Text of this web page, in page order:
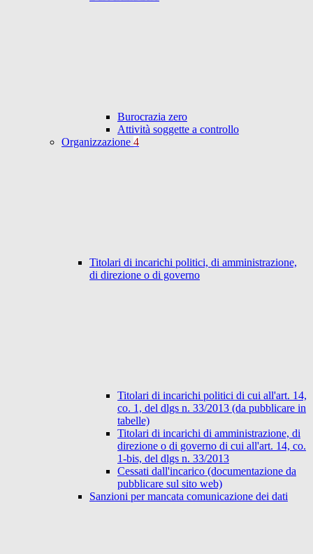
Burocrazia zero
Attività soggette a controllo
Organizzazione 4
Titolari di incarichi politici, di amministrazione,
di direzione o di governo
Titolari di incarichi politici di cui all'art. 14,
co. 1, del dlgs n. 33/2013 (da pubblicare in
tabelle)
Titolari di incarichi di amministrazione, di
direzione o di governo di cui all'art. 14, co.
1-bis, del dlgs n. 33/2013
Cessati dall'incarico (documentazione da
pubblicare sul sito web)
Sanzioni per mancata comunicazione dei dati